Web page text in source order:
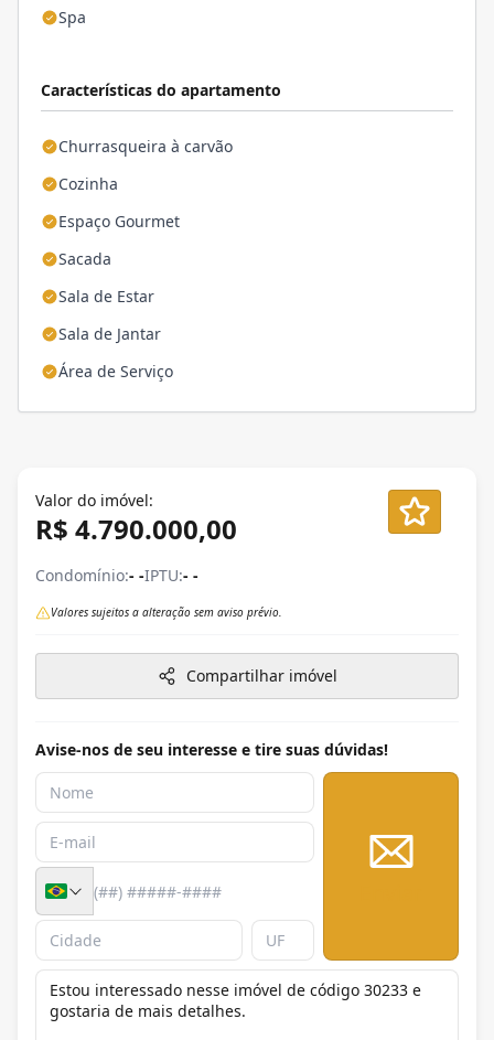
Spa
Características do apartamento
Churrasqueira à carvão
Cozinha
Espaço Gourmet
Sacada
Sala de Estar
Sala de Jantar
Área de Serviço
Valor do imóvel:
R$ 4.790.000,00
Condomínio:- -IPTU:- -
Valores sujeitos a alteração sem aviso prévio.
Compartilhar imóvel
Avise-nos de seu interesse e tire suas dúvidas!